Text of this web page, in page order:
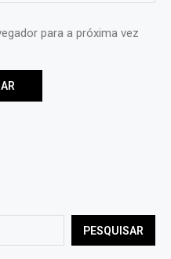
para a próxima vez
PESQUISAR